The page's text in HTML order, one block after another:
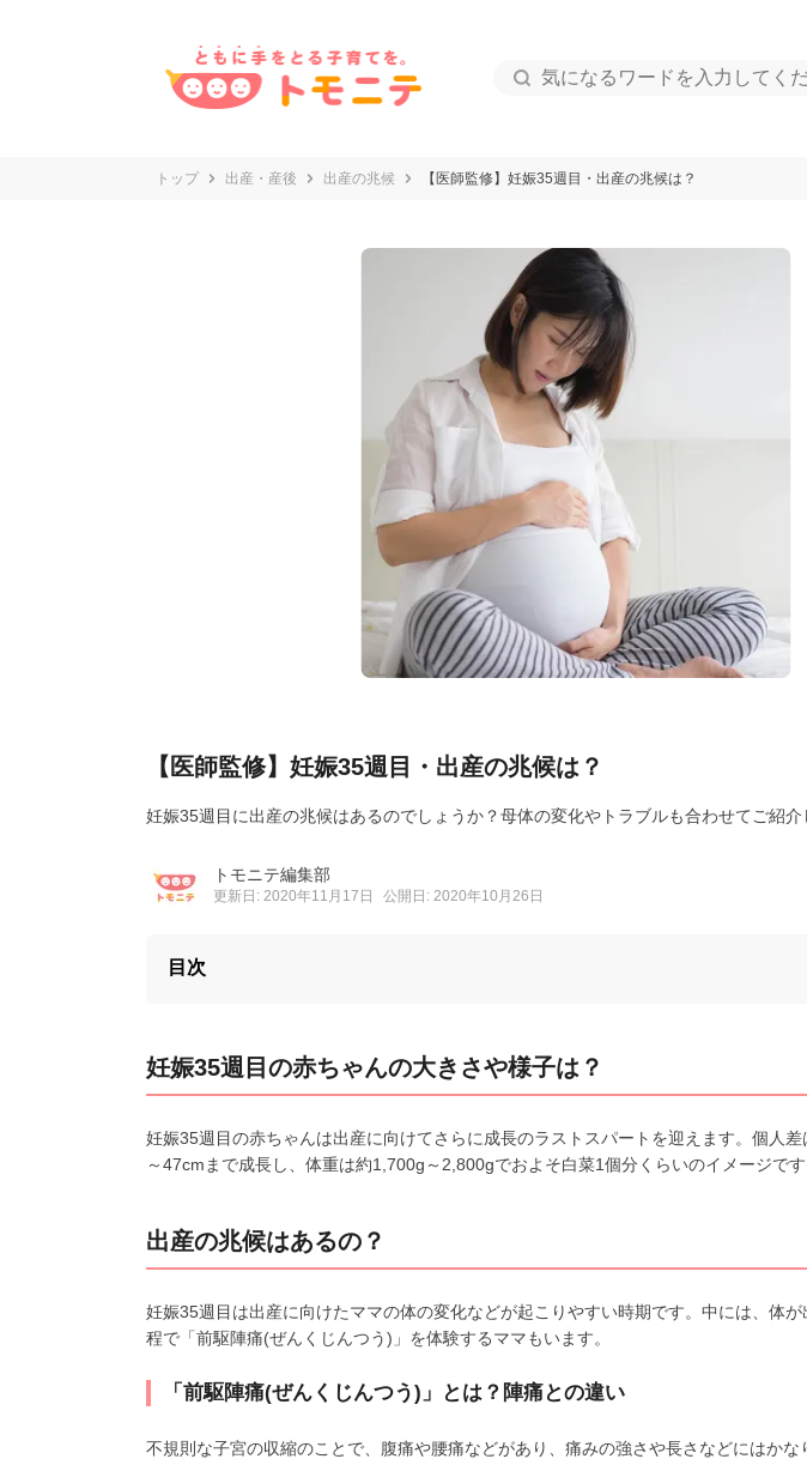
トップ 出産・産後 出産の兆候 【医師監修】妊娠35週目・出産の兆候は？
【医師監修】妊娠35週目・出産の兆候は？
妊娠35週目に出産の兆候はあるのでしょうか？母体の変化やトラブルも合わせてご紹介
トモニテ編集部
更新日: 2020年11月17日 公開日: 2020年10月26日
目次
妊娠35週目の赤ちゃんの大きさや様子は？
妊娠35週目の赤ちゃんは出産に向けてさらに成長のラストスパートを迎えます。個人
～47cmまで成長し、体重は約1,700g～2,800gでおよそ白菜1個分くらいのイメージです
出産の兆候はあるの？
妊娠35週目は出産に向けたママの体の変化などが起こりやすい時期です。中には、体
程で「前駆陣痛(ぜんくじんつう)」を体験するママもいます。
「前駆陣痛(ぜんくじんつう)」とは？陣痛との違い
不規則な子宮の収縮のことで、腹痛や腰痛などがあり、痛みの強さや長さなどにはかな